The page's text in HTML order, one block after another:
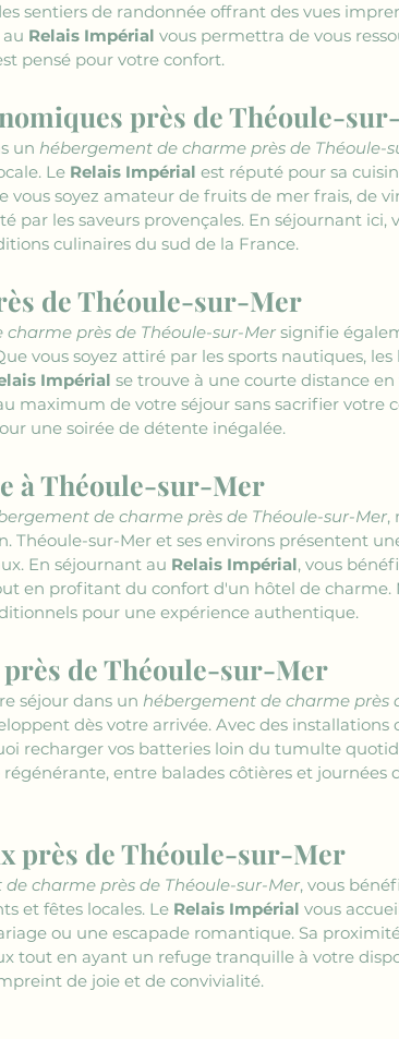
sentiers de randonnée offrant des vues
Relais Impérial vous permettra de vous
pensé pour votre confort.
près de Théoule-
un hébergement de charme près de Théoule-
Le Relais Impérial est réputé pour sa
vous soyez amateur de fruits de mer frais, de
par les saveurs provençales. En séjournant
culinaires du sud de la France.
de Théoule-sur-Mer
près de Théoule-sur-Mer signifie
vous soyez attiré par les sports nautiques,
Impérial se trouve à une courte distance
maximum de votre séjour sans sacrifier votre
une soirée de détente inégalée.
à Théoule-sur-Mer
de charme près de Théoule-sur-Mer,
Théoule-sur-Mer et ses environs présentent
En séjournant au Relais Impérial, vous
en profitant du confort d'un hôtel de charme.
pour une expérience authentique.
de Théoule-sur-Mer
séjour dans un hébergement de charme près
dès votre arrivée. Avec des
recharger vos batteries loin du tumulte
entre balades côtières et journées
près de Théoule-sur-Mer
charme près de Théoule-sur-Mer, vous
et fêtes locales. Le Relais Impérial vous
ou une escapade romantique. Sa
tout en ayant un refuge tranquille à votre
de joie et de convivialité.